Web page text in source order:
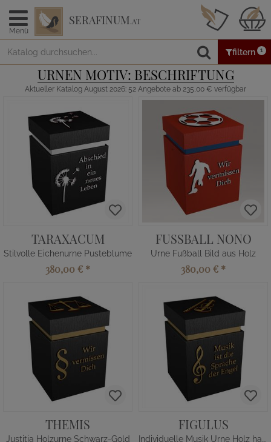
Menü
SERAFINUM.AT
filtern 1
URNEN MOTIV: BESCHRIFTUNG
Aktueller Katalog August 2026: 52 Angebote ab 235,00 € verfügbar
TARAXACUM
Stilvolle Eichenurne Pusteblume
380,00 € *
FUSSBALL NONO
Urne Fußball Bild aus Holz
380,00 € *
THEMIS
Justitia Holzurne Schwarz-Gold
FIGULUS
Individuelle Musik Urne Holz handgemacht